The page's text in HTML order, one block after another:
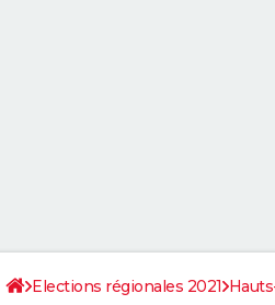
Elections régionales 2021